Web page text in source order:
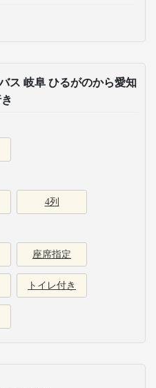
ス 岐阜 ひるがのから愛知
4列
座席指定
トイレ付き